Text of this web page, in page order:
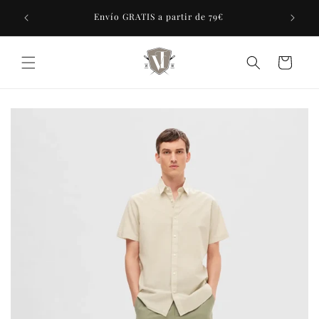
directamente
Envío GRATIS a partir de 79€
Carrito